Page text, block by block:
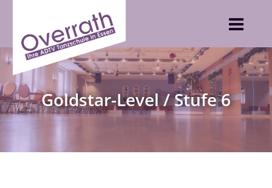
content
Goldstar-Level / Stufe 6